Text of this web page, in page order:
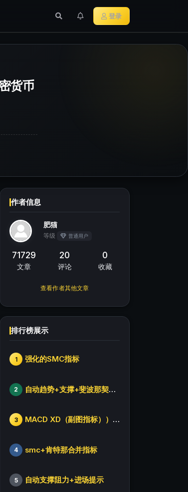
登录
货币
作者信息
肥猫
等级 普通用户
71729
文章
20
评论
0
收藏
查看作者其他文章
排行榜展示
1 强化的SMC指标
2 自动趋势+支撑+斐波那契+箱体
3 MACD XD（副图指标））修改版
4 smc+肯特那合并指标
5 自动支撑阻力+进场提示